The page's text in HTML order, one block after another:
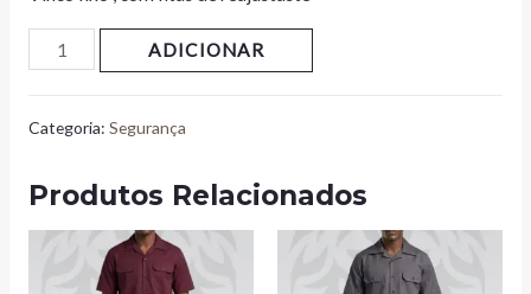
ADICIONAR
Categoria: Segurança
Produtos Relacionados